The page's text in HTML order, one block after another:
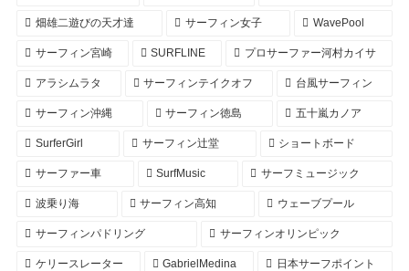
畑雄二遊びの天才達 サーフィン女子 WavePool
サーフィン宮崎 SURFLINE プロサーファー河村カイサ
アラシムラタ サーフィンテイクオフ 台風サーフィン
サーフィン沖縄 サーフィン徳島 五十嵐カノア
SurferGirl サーフィン辻堂 ショートボード
サーファー車 SurfMusic サーフミュージック
波乗り海 サーフィン高知 ウェーブプール
サーフィンパドリング サーフィンオリンピック
ケリースレーター GabrielMedina 日本サーフポイント